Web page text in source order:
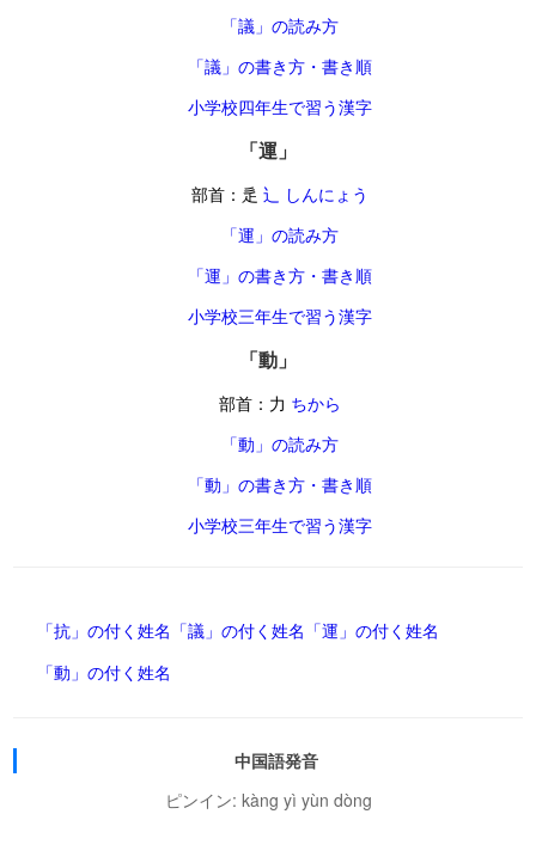
「議」の読み方
「議」の書き方・書き順
小学校四年生で習う漢字
「運」
部首：辵 辶 しんにょう
「運」の読み方
「運」の書き方・書き順
小学校三年生で習う漢字
「動」
部首：力 ちから
「動」の読み方
「動」の書き方・書き順
小学校三年生で習う漢字
「抗」の付く姓名 「議」の付く姓名 「運」の付く姓名
「動」の付く姓名
中国語発音
ピンイン: kàng yì yùn dòng